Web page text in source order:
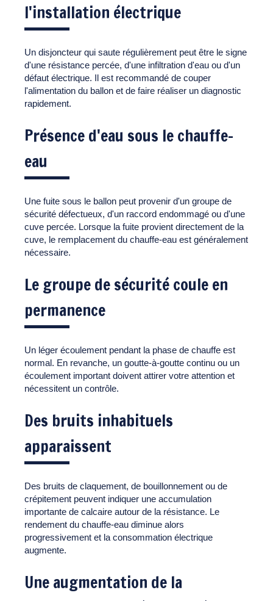
l'installation électrique
Un disjoncteur qui saute régulièrement peut être le signe
d'une résistance percée, d'une infiltration d'eau ou d'un
défaut électrique. Il est recommandé de couper
l'alimentation du ballon et de faire réaliser un diagnostic
rapidement.
Présence d'eau sous le chauffe-
eau
Une fuite sous le ballon peut provenir d'un groupe de
sécurité défectueux, d'un raccord endommagé ou d'une
cuve percée. Lorsque la fuite provient directement de la
cuve, le remplacement du chauffe-eau est généralement
nécessaire.
Le groupe de sécurité coule en
permanence
Un léger écoulement pendant la phase de chauffe est
normal. En revanche, un goutte-à-goutte continu ou un
écoulement important doivent attirer votre attention et
nécessitent un contrôle.
Des bruits inhabituels
apparaissent
Des bruits de claquement, de bouillonnement ou de
crépitement peuvent indiquer une accumulation
importante de calcaire autour de la résistance. Le
rendement du chauffe-eau diminue alors
progressivement et la consommation électrique
augmente.
Une augmentation de la